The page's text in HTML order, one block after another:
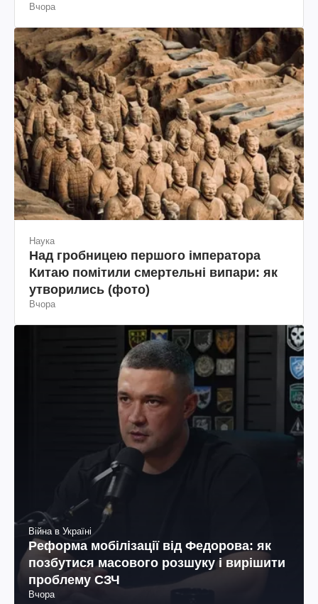
Вчора
Наука
Над гробницею першого імператора
Китаю помітили смертельні випари: як
утворились (фото)
Вчора
Війна в Україні
Реформа мобілізації від Федорова: як
позбутися масового розшуку і вирішити
проблему СЗЧ
Вчора